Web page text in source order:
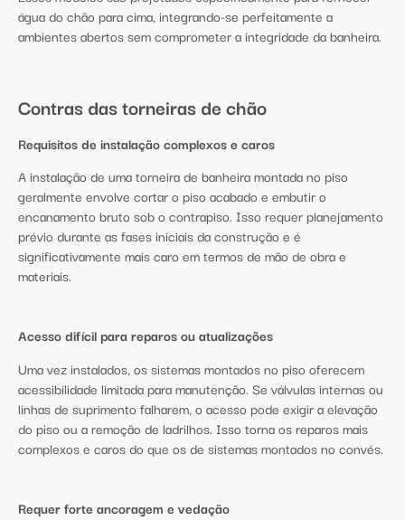
água do chão para cima, integrando-se perfeitamente a
ambientes abertos sem comprometer a integridade da banheira.
Contras das torneiras de chão
Requisitos de instalação complexos e caros
A instalação de uma torneira de banheira montada no piso
geralmente envolve cortar o piso acabado e embutir o
encanamento bruto sob o contrapiso. Isso requer planejamento
prévio durante as fases iniciais da construção e é
significativamente mais caro em termos de mão de obra e
materiais.
Acesso difícil para reparos ou atualizações
Uma vez instalados, os sistemas montados no piso oferecem
acessibilidade limitada para manutenção. Se válvulas internas ou
linhas de suprimento falharem, o acesso pode exigir a elevação
do piso ou a remoção de ladrilhos. Isso torna os reparos mais
complexos e caros do que os de sistemas montados no convés.
Requer forte ancoragem e vedação